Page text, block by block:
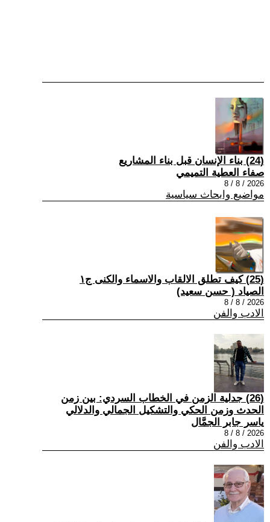
(24) بناء الإنسان قبل بناء المشاريع
صفاء العطية التميمي
2026 / 8 / 8
مواضيع وابحاث سياسية
(25) كيف تطلق الالقاب والاسماء والكنى ج١
الصياد ‏( حسن سعيد‏)
2026 / 8 / 8
الادب والفن
(26) جدلية الزمن في الخطاب السردي: بين زمن
الحدث وزمن الحكي والتشكيل الجمالي والدلالي
ياسر جابر الجمَّال
2026 / 8 / 8
الادب والفن